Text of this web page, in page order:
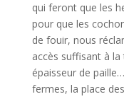
qui feront que les
pour que les
de fouir, nous
accès suffisant à
épaisseur de paille…
fermes, la place